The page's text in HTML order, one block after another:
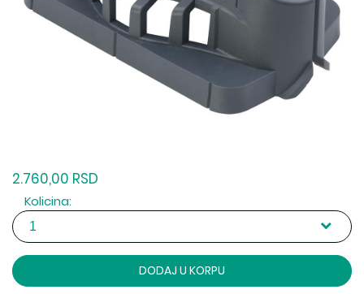
2.760,00 RSD
Kolicina:
DODAJ U KORPU